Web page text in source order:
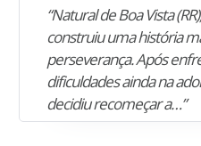
“Natural de Boa Vista
construiu uma história
perseverança. Após
dificuldades ainda na
decidiu recomeçar a…”